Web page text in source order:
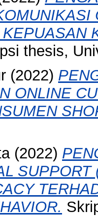
thesis,
(2022)
ONLINE
(2022)